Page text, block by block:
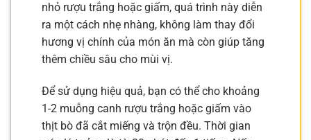
nhỏ rượu trắng hoặc giấm, quá trình này diễn
ra một cách nhẹ nhàng, không làm thay đổi
hương vị chính của món ăn mà còn giúp tăng
thêm chiều sâu cho mùi vị.
Để sử dụng hiệu quả, bạn có thể cho khoảng
1-2 muỗng canh rượu trắng hoặc giấm vào
thịt bò đã cắt miếng và trộn đều. Thời gian